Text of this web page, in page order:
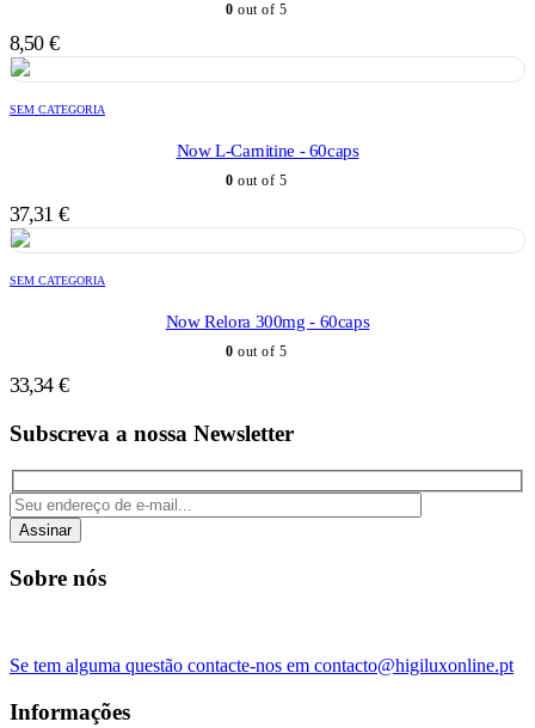
0 out of 5
8,50 €
SEM CATEGORIA
Now L-Carnitine - 60caps
0 out of 5
37,31 €
SEM CATEGORIA
Now Relora 300mg - 60caps
0 out of 5
33,34 €
Subscreva a nossa Newsletter
Assinar
Sobre nós
Se tem alguma questão contacte-nos em contacto@higiluxonline.pt
Informações